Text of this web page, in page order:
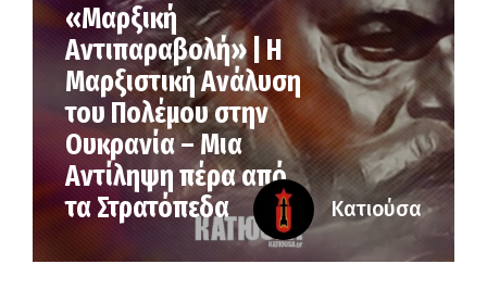
«Μαρξική
Αντιπαραβολή» | Η
Μαρξιστική Ανάλυση
του Πολέμου στην
Ουκρανία – Μια
Αντίληψη πέρα από
τα Στρατόπεδα
Κατιούσα